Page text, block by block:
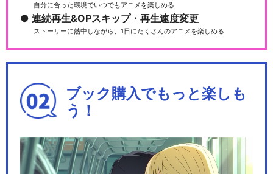
自分に合った環境でいつでもアニメを楽しめる
連続再生&OPスキップ・再生速度変更
ストーリーに熱中しながら、1日にたくさんのアニメを楽しめる
ブック購入でもっと楽しも
う！